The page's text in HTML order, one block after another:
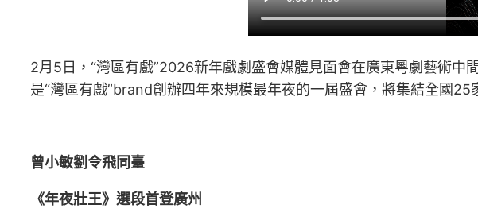
2月5日，“灣區有戲”2026新年戲劇盛會媒體見面會在廣東粵劇藝術中
是“灣區有戲”brand創辦四年來規模最年夜的一屆盛會，將集結全國
曾小敏劉令飛同臺
《年夜壯王》選段首登廣州